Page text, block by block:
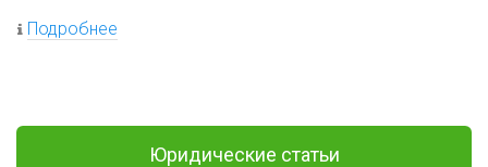
Подробнее
Юридические статьи